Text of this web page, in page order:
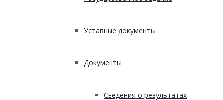
Уставные документы
Документы
Сведения о результатах